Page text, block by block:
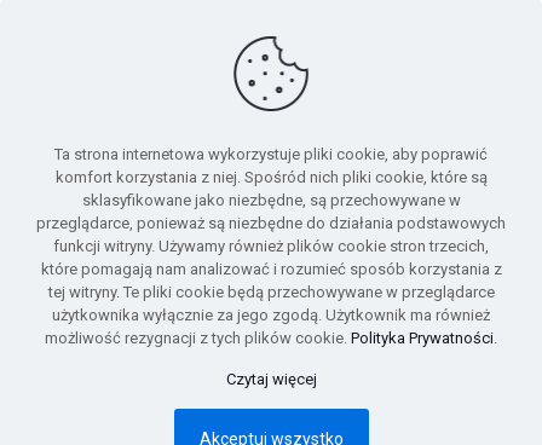
Umowa o współpracy w zakresie organizacji i prowadzenia
Sektorowej Rady do spraw kompetencji 12/DRK/SRS/2025
© 2025 Sektorowa Rada ds. Motoryzacji i Usługi
Ta strona internetowa wykorzystuje pliki cookie, aby poprawić
komfort korzystania z niej. Spośród nich pliki cookie, które są
sklasyfikowane jako niezbędne, są przechowywane w
przeglądarce, ponieważ są niezbędne do działania podstawowych
funkcji witryny. Używamy również plików cookie stron trzecich,
które pomagają nam analizować i rozumieć sposób korzystania z
tej witryny. Te pliki cookie będą przechowywane w przeglądarce
użytkownika wyłącznie za jego zgodą. Użytkownik ma również
możliwość rezygnacji z tych plików cookie. Polityka Prywatności.
Czytaj więcej
Akceptuj wszystko